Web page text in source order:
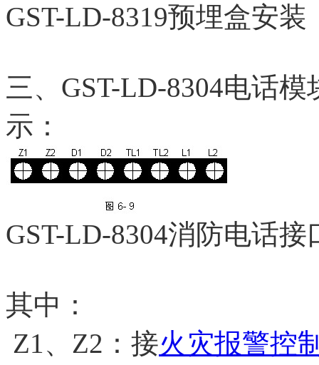
GST-LD-8319预埋盒安装
三、GST-LD-8304电话
示：
GST-LD-8304消防电话
其中：
Z1、Z2：接火灾报警控